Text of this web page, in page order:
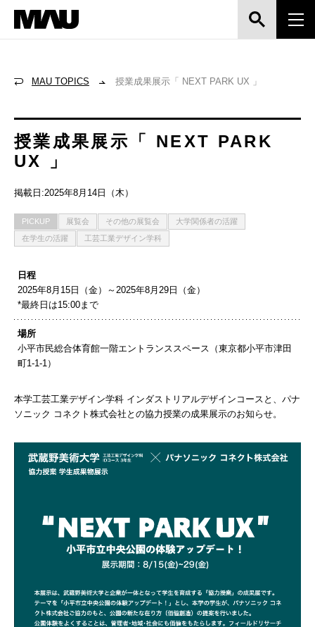
MAU TOPICS 授業成果展示「 NEXT PARK UX 」
授業成果展示「 NEXT PARK
UX 」
掲載日:2025年8月14日（木）
PICKUP 展覧会 その他の展覧会
大学関係者の活躍
在学生の活躍
工芸工業デザイン学科
日程
2025年8月15日（金）～2025年8月29日（金）
*最終日は15:00まで
場所
小平市民総合体育館一階エントランススペース（東京都小平市津田
町1-1-1）
本学工芸工業デザイン学科 インダストリアルデザインコースと、パナ
ソニック コネクト株式会社との協力授業の成果展示のお知らせ。